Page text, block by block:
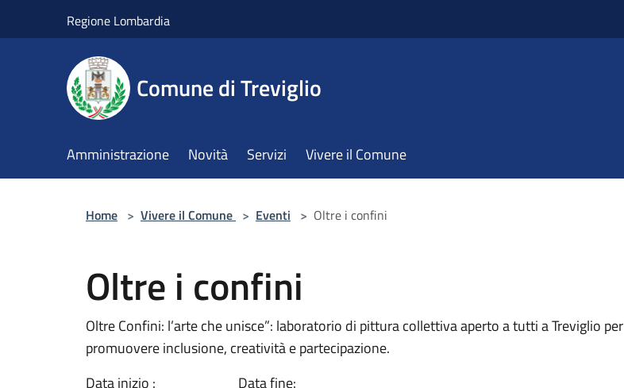
Regione Lombardia
Comune di Treviglio
Amministrazione Novità Servizi Vivere il Comune
Home > Vivere il Comune > Eventi > Oltre i confini
Oltre i confini
Oltre Confini: l’arte che unisce”: laboratorio di pittura collettiva aperto a tutti a Treviglio per
promuovere inclusione, creatività e partecipazione.
Data inizio :
Data fine: